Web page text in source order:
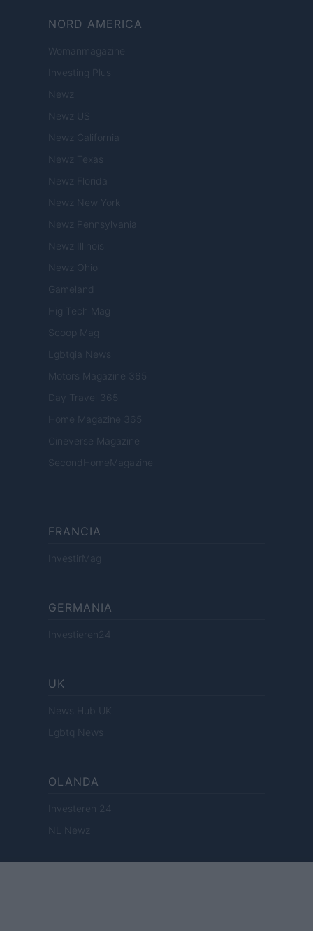
NORD AMERICA
Womanmagazine
Investing Plus
Newz
Newz US
Newz California
Newz Texas
Newz Florida
Newz New York
Newz Pennsylvania
Newz Illinois
Newz Ohio
Gameland
Hig Tech Mag
Scoop Mag
Lgbtqia News
Motors Magazine 365
Day Travel 365
Home Magazine 365
Cineverse Magazine
SecondHomeMagazine
FRANCIA
InvestirMag
GERMANIA
Investieren24
UK
News Hub UK
Lgbtq News
OLANDA
Investeren 24
NL Newz